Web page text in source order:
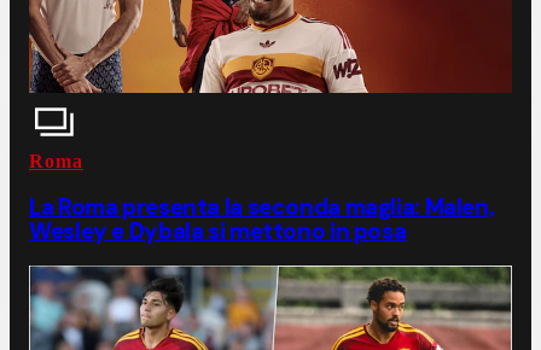
Roma
La Roma presenta la seconda maglia: Malen,
Wesley e Dybala si mettono in posa